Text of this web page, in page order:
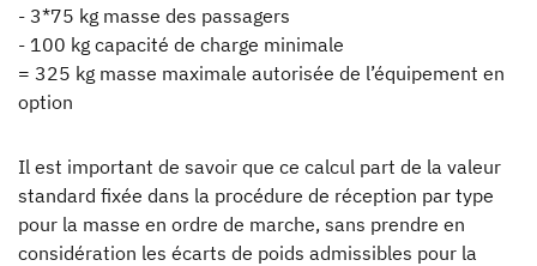
- 3*75 kg masse des passagers
- 100 kg capacité de charge minimale
= 325 kg masse maximale autorisée de l’équipement en
option
Il est important de savoir que ce calcul part de la valeur
standard fixée dans la procédure de réception par type
pour la masse en ordre de marche, sans prendre en
considération les écarts de poids admissibles pour la